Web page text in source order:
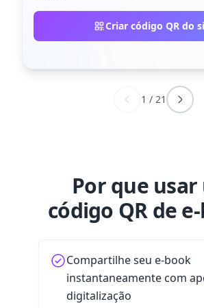
Criar código QR do
1 / 21
Por que
código QR de
Compartilhe seu e-book
instantaneamente com
digitalização